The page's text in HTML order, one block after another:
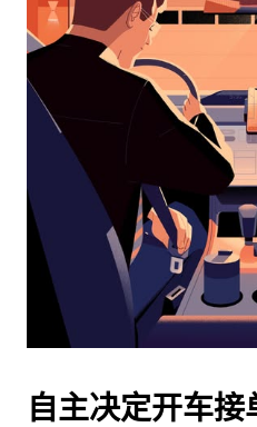
日
并
期。
按
退
闭
日
自主决定开车